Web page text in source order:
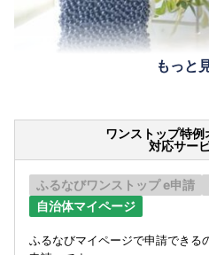
もっと
ワンストップ特
対応サー
ふるなびワンストップ e申請
自治体マイページ
ふるなびマイページで申請できる